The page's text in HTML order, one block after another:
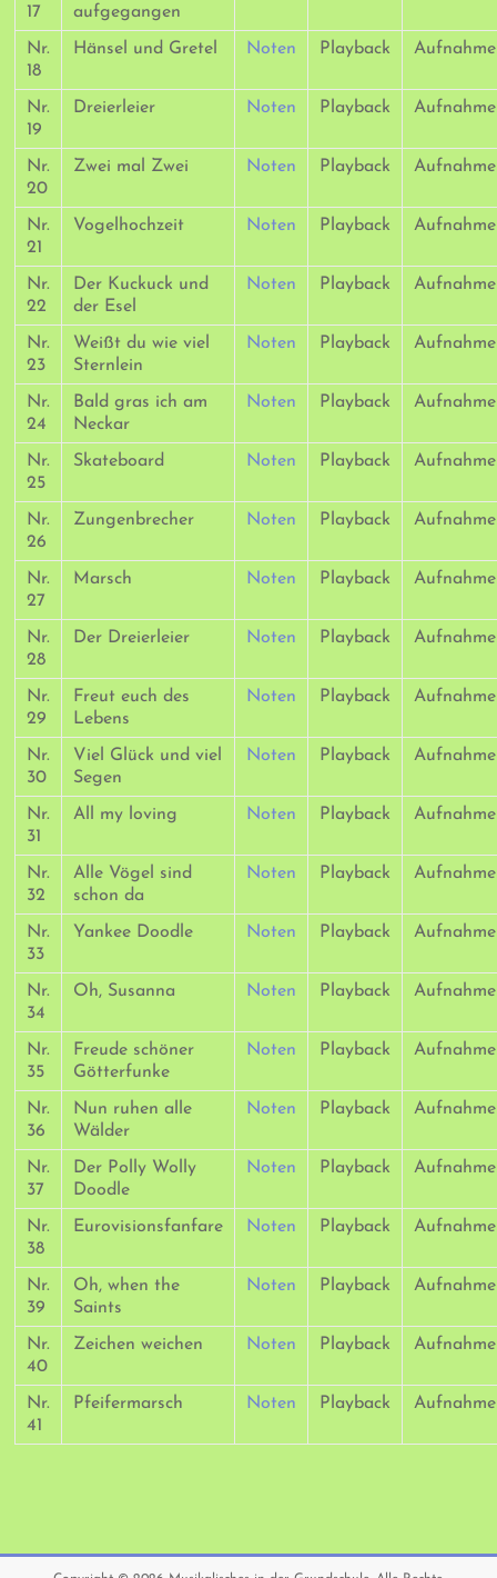
17
aufgegangen
Nr.
18
Hänsel und Gretel Noten Playback Aufnahme
Nr.
19
Dreierleier Noten Playback Aufnahme
Nr.
20
Zwei mal Zwei Noten Playback Aufnahme
Nr.
21
Vogelhochzeit Noten Playback Aufnahme
Nr.
22
Der Kuckuck und
der Esel
Noten Playback Aufnahme
Nr.
23
Weißt du wie viel
Sternlein
Noten Playback Aufnahme
Nr.
24
Bald gras ich am
Neckar
Noten Playback Aufnahme
Nr.
25
Skateboard Noten Playback Aufnahme
Nr.
26
Zungenbrecher Noten Playback Aufnahme
Nr.
27
Marsch Noten Playback Aufnahme
Nr.
28
Der Dreierleier Noten Playback Aufnahme
Nr.
29
Freut euch des
Lebens
Noten Playback Aufnahme
Nr.
30
Viel Glück und viel
Segen
Noten Playback Aufnahme
Nr.
31
All my loving Noten Playback Aufnahme
Nr.
32
Alle Vögel sind
schon da
Noten Playback Aufnahme
Nr.
33
Yankee Doodle Noten Playback Aufnahme
Nr.
34
Oh, Susanna Noten Playback Aufnahme
Nr.
35
Freude schöner
Götterfunke
Noten Playback Aufnahme
Nr.
36
Nun ruhen alle
Wälder
Noten Playback Aufnahme
Nr.
37
Der Polly Wolly
Doodle
Noten Playback Aufnahme
Nr.
38
Eurovisionsfanfare Noten Playback Aufnahme
Nr.
39
Oh, when the
Saints
Noten Playback Aufnahme
Nr.
40
Zeichen weichen Noten Playback Aufnahme
Nr.
41
Pfeifermarsch Noten Playback Aufnahme